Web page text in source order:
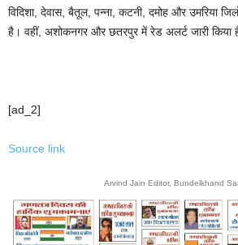
विदिशा, देवास, बैतूल, पन्ना, कटनी, दमोह और उमरिया
है। वहीं, अशोकनगर और छतरपुर में रेड अलर्ट जारी किया
[ad_2]
Source link
Arvind Jain Editor, Bundelkhand